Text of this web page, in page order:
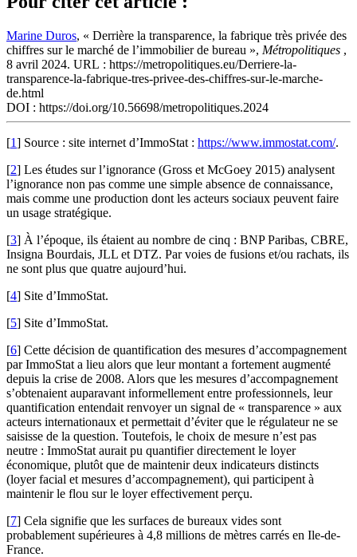
Marine Duros, « Derrière la transparence, la fabrique très privée des
chiffres sur le marché de l’immobilier de bureau », Métropolitiques ,
8 avril 2024. URL : https://metropolitiques.eu/Derriere-la-
transparence-la-fabrique-tres-privee-des-chiffres-sur-le-marche-
de.html
DOI : https://doi.org/10.56698/metropolitiques.2024
[1] Source : site internet d’ImmoStat : https://www.immostat.com/.
[2] Les études sur l’ignorance (Gross et McGoey 2015) analysent
l’ignorance non pas comme une simple absence de connaissance,
mais comme une production dont les acteurs sociaux peuvent faire
un usage stratégique.
[3] À l’époque, ils étaient au nombre de cinq : BNP Paribas, CBRE,
Insigna Bourdais, JLL et DTZ. Par voies de fusions et/ou rachats, ils
ne sont plus que quatre aujourd’hui.
[4] Site d’ImmoStat.
[5] Site d’ImmoStat.
[6] Cette décision de quantification des mesures d’accompagnement
par ImmoStat a lieu alors que leur montant a fortement augmenté
depuis la crise de 2008. Alors que les mesures d’accompagnement
s’obtenaient auparavant informellement entre professionnels, leur
quantification entendait renvoyer un signal de « transparence » aux
acteurs internationaux et permettait d’éviter que le régulateur ne se
saisisse de la question. Toutefois, le choix de mesure n’est pas
neutre : ImmoStat aurait pu quantifier directement le loyer
économique, plutôt que de maintenir deux indicateurs distincts
(loyer facial et mesures d’accompagnement), qui participent à
maintenir le flou sur le loyer effectivement perçu.
[7] Cela signifie que les surfaces de bureaux vides sont
probablement supérieures à 4,8 millions de mètres carrés en Ile-de-
France.